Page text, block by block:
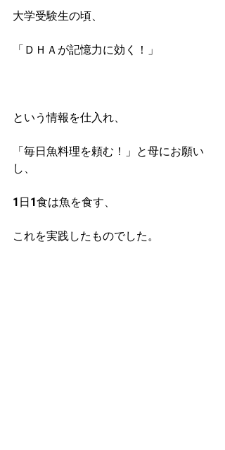
大学受験生の頃、
「ＤＨＡが記憶力に効く！」
という情報を仕入れ、
「毎日魚料理を頼む！」と母にお願い
し、
1日1食は魚を食す、
これを実践したものでした。